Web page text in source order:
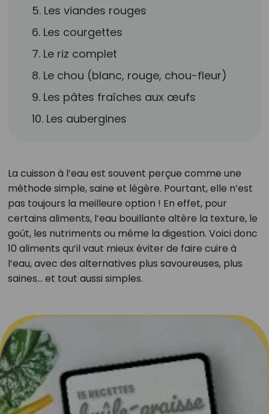
5. Les viandes rouges
6. Les courgettes
7. Le riz complet
8. Le chou (blanc, rouge, chou-fleur)
9. Les pâtes fraîches aux œufs
10. Les aubergines
La cuisson à l’eau est souvent perçue comme une
méthode simple, saine et légère. Pourtant, elle n’est
pas toujours la meilleure option ! En effet, pour
certains aliments, l’eau bouillante altère la texture, le
goût, les nutriments ou même la digestion. Voici donc
10 aliments qu’il vaut mieux éviter de faire cuire à
l’eau, avec des alternatives plus savoureuses, plus
saines… et tout aussi simples.